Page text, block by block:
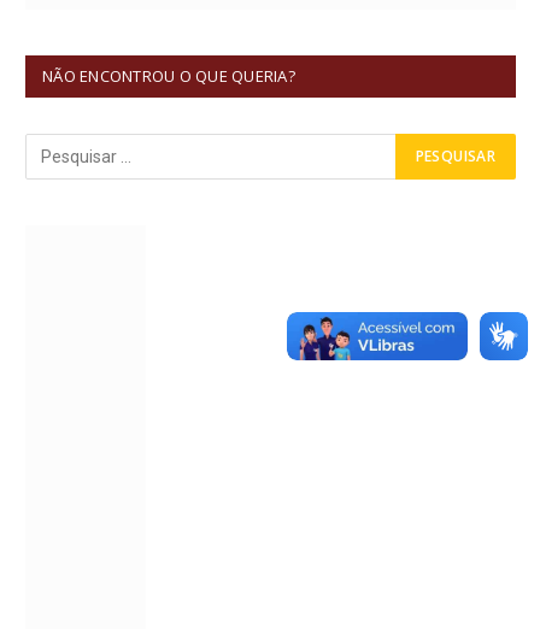
NÃO ENCONTROU O QUE QUERIA?